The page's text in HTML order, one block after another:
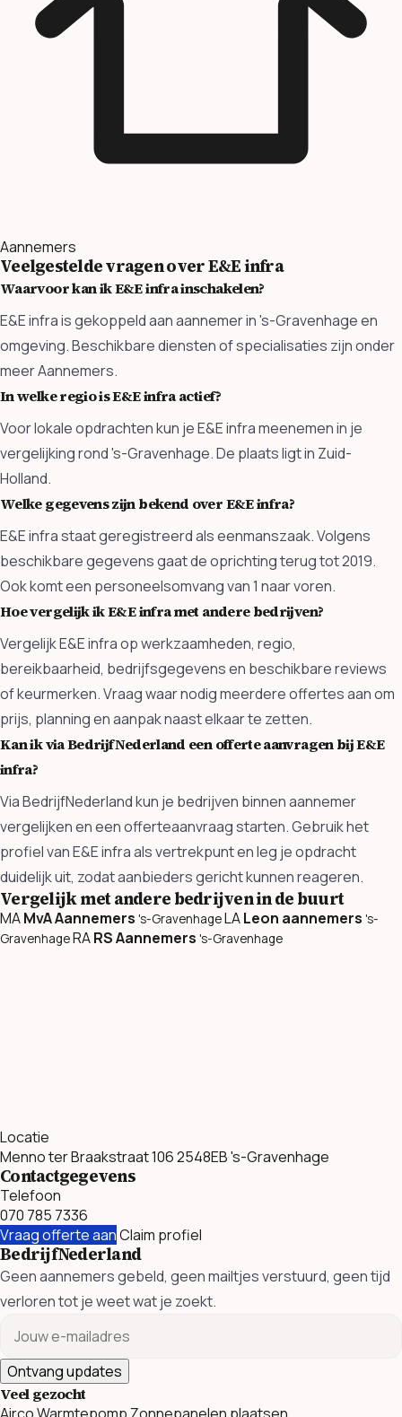
Aannemers
Veelgestelde vragen over E&E infra
Waarvoor kan ik E&E infra inschakelen?
E&E infra is gekoppeld aan aannemer in 's-Gravenhage en
omgeving. Beschikbare diensten of specialisaties zijn onder
meer Aannemers.
In welke regio is E&E infra actief?
Voor lokale opdrachten kun je E&E infra meenemen in je
vergelijking rond 's-Gravenhage. De plaats ligt in Zuid-
Holland.
Welke gegevens zijn bekend over E&E infra?
E&E infra staat geregistreerd als eenmanszaak. Volgens
beschikbare gegevens gaat de oprichting terug tot 2019.
Ook komt een personeelsomvang van 1 naar voren.
Hoe vergelijk ik E&E infra met andere bedrijven?
Vergelijk E&E infra op werkzaamheden, regio,
bereikbaarheid, bedrijfsgegevens en beschikbare reviews
of keurmerken. Vraag waar nodig meerdere offertes aan om
prijs, planning en aanpak naast elkaar te zetten.
Kan ik via BedrijfNederland een offerte aanvragen bij E&E
infra?
Via BedrijfNederland kun je bedrijven binnen aannemer
vergelijken en een offerteaanvraag starten. Gebruik het
profiel van E&E infra als vertrekpunt en leg je opdracht
duidelijk uit, zodat aanbieders gericht kunnen reageren.
Vergelijk met andere bedrijven in de buurt
MAMvA Aannemers 's-GravenhageLALeon aannemers 's-
GravenhageRARS Aannemers 's-Gravenhage
Locatie
Menno ter Braakstraat 106 2548EB 's-Gravenhage
Contactgegevens
Telefoon
070 785 7336
Vraag offerte aanClaim profiel
BedrijfNederland
Geen aannemers gebeld, geen mailtjes verstuurd, geen tijd
verloren tot je weet wat je zoekt.
Ontvang updates
Veel gezocht